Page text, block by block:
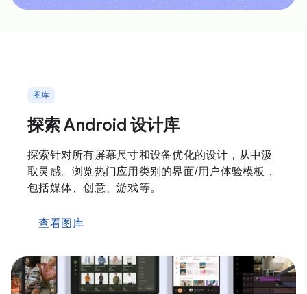
图库
探索 Android 设计库
探索针对所有屏幕尺寸和设备优化的设计，从中汲
取灵感。浏览热门应用类别的界面/用户体验模板，
包括媒体、创意、游戏等。
查看图库